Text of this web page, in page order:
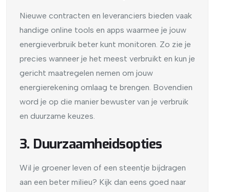
Nieuwe contracten en leveranciers bieden vaak
handige online tools en apps waarmee je jouw
energieverbruik beter kunt monitoren. Zo zie je
precies wanneer je het meest verbruikt en kun je
gericht maatregelen nemen om jouw
energierekening omlaag te brengen. Bovendien
word je op die manier bewuster van je verbruik
en duurzame keuzes.
3. Duurzaamheidsopties
Wil je groener leven of een steentje bijdragen
aan een beter milieu? Kijk dan eens goed naar